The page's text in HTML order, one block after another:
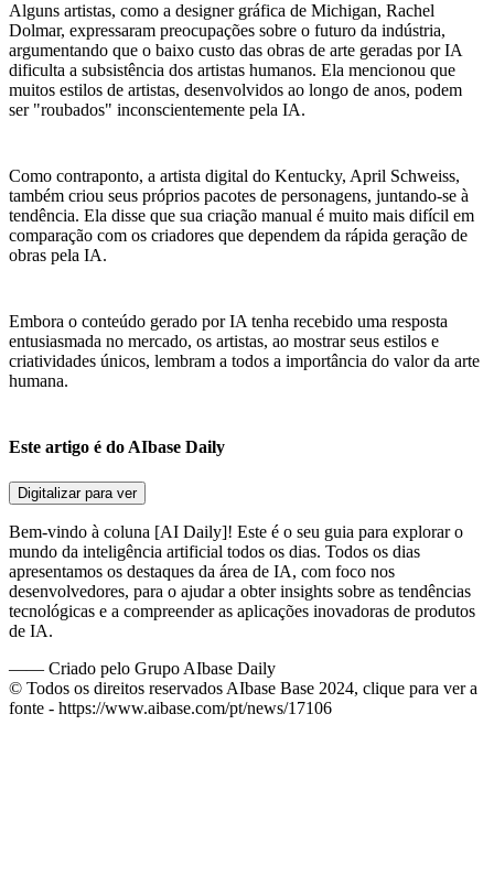
Alguns artistas, como a designer gráfica de Michigan, Rachel
Dolmar, expressaram preocupações sobre o futuro da indústria,
argumentando que o baixo custo das obras de arte geradas por IA
dificulta a subsistência dos artistas humanos. Ela mencionou que
muitos estilos de artistas, desenvolvidos ao longo de anos, podem
ser "roubados" inconscientemente pela IA.
Como contraponto, a artista digital do Kentucky, April Schweiss,
também criou seus próprios pacotes de personagens, juntando-se à
tendência. Ela disse que sua criação manual é muito mais difícil em
comparação com os criadores que dependem da rápida geração de
obras pela IA.
Embora o conteúdo gerado por IA tenha recebido uma resposta
entusiasmada no mercado, os artistas, ao mostrar seus estilos e
criatividades únicos, lembram a todos a importância do valor da arte
humana.
Este artigo é do AIbase Daily
Digitalizar para ver
Bem-vindo à coluna [AI Daily]! Este é o seu guia para explorar o
mundo da inteligência artificial todos os dias. Todos os dias
apresentamos os destaques da área de IA, com foco nos
desenvolvedores, para o ajudar a obter insights sobre as tendências
tecnológicas e a compreender as aplicações inovadoras de produtos
de IA.
—— Criado pelo Grupo AIbase Daily
© Todos os direitos reservados AIbase Base 2024, clique para ver a
fonte - https://www.aibase.com/pt/news/17106